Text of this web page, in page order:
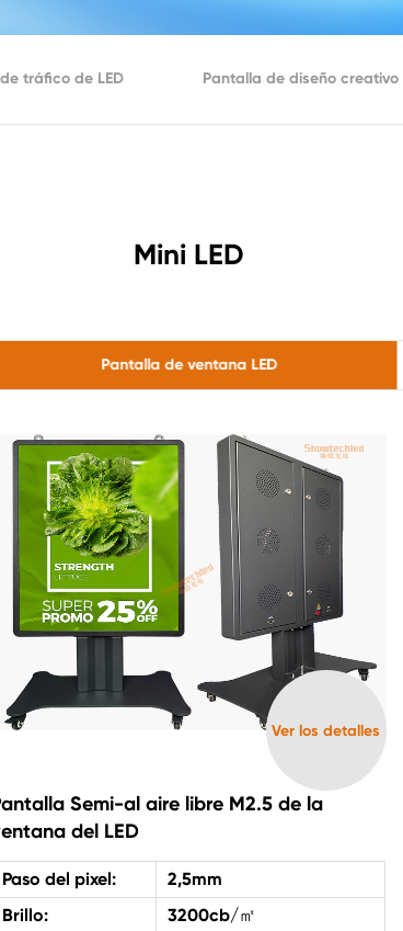
tráfico de LED Pantalla de diseño creativo
Mini LED
Pantalla de ventana LED
Ver los detalles
Semi-al aire libre M2.5 de la
del LED
Paso del pixel:
2,5mm
Brillo:
3200cb/㎡